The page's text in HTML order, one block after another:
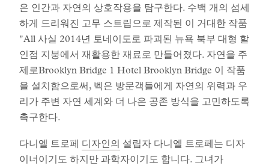
은 인간과 자연의 상호작용을 탐구한다. 수백 개의 섬세
하게 드리워진 고무 스트립으로 제작된 이 거대한 작품
"All 사실 2014년 토네이도로 파괴된 뉴욕 북부 대형 할
인점 지붕에서 재활용한 재료로 만들어졌다. 자연을 주
제로Brooklyn Bridge 1 Hotel Brooklyn Bridge 이 작품
을 설치함으로써, 벡은 방문객들에게 자연의 위력과 우
리가 주변 자연 세계와 더 나은 공존 방식을 고민하도록
촉구한다.
다니엘 트로페 디자인의 설립자 다니엘 트로페는 디자
이너이기도 하지만 과학자이기도 합니다. 그녀가